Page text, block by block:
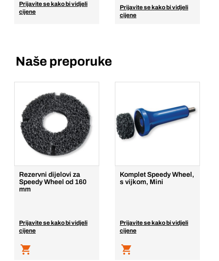
Prijavite se kako bi vidjeli
cijene
Prijavite se kako bi vidjeli
cijene
Naše preporuke
Rezervni dijelovi za
Speedy Wheel od 160
mm
Prijavite se kako bi vidjeli
cijene
Komplet Speedy Wheel,
s vijkom, Mini
Prijavite se kako bi vidjeli
cijene